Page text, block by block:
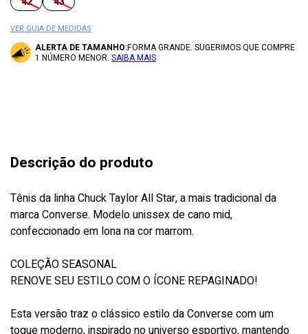
VER GUIA DE MEDIDAS
ALERTA DE TAMANHO:FORMA GRANDE. SUGERIMOS QUE COMPRE
1 NÚMERO MENOR. SAIBA MAIS
Descrição do produto
Tênis da linha Chuck Taylor All Star, a mais tradicional da
marca Converse. Modelo unissex de cano mid,
confeccionado em lona na cor marrom.
COLEÇÃO SEASONAL
RENOVE SEU ESTILO COM O ÍCONE REPAGINADO!
Esta versão traz o clássico estilo da Converse com um
toque moderno, inspirado no universo esportivo, mantendo